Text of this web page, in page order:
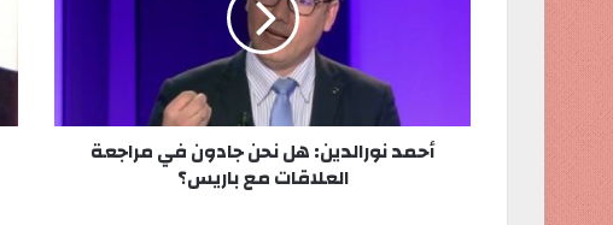
ب
أحمد نورالدين: هل نحن جادون في مراجعة
العلاقات مع باريس؟